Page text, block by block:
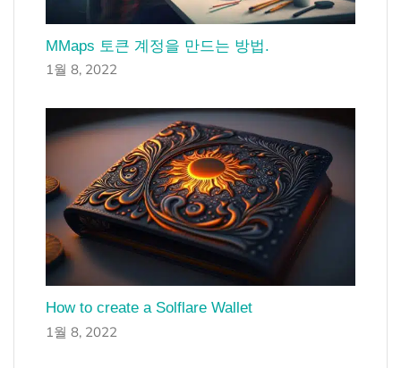
MMaps 토큰 계정을 만드는 방법.
1월 8, 2022
How to create a Solflare Wallet
1월 8, 2022